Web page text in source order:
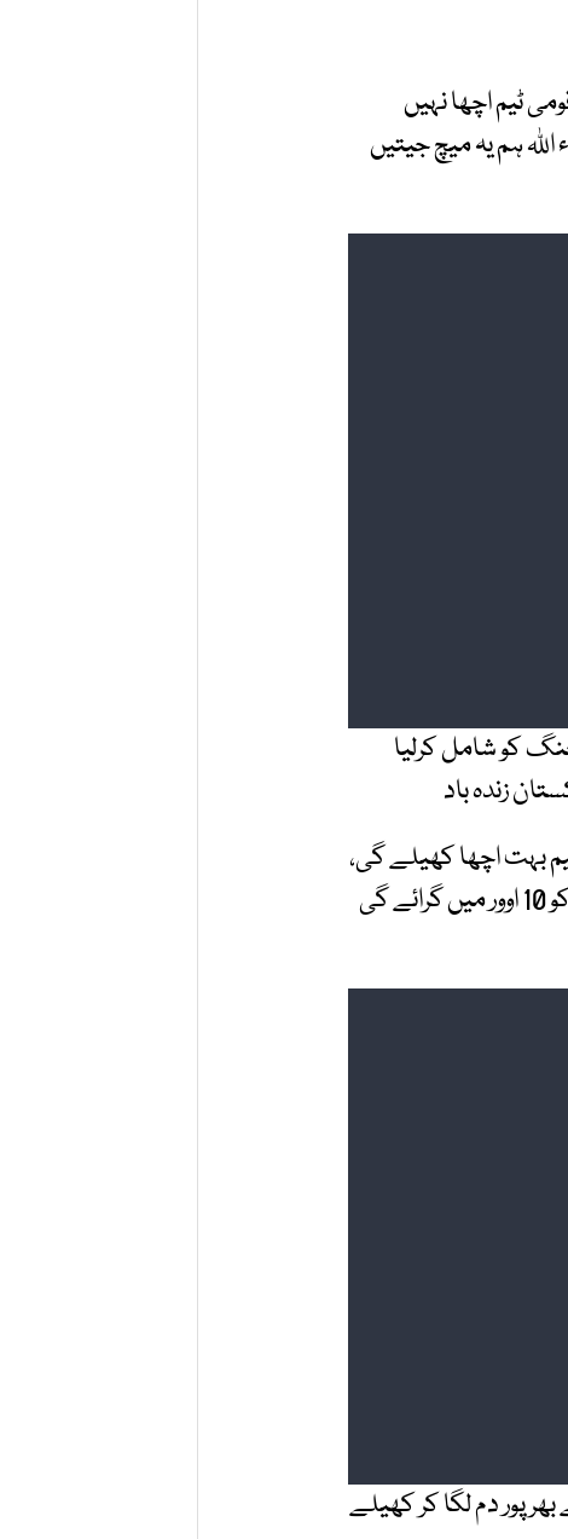
ٹیم اچھا نہیں
ہم یہ میچ جیتیں
کو شامل کرلیا
زندہ باد
بہت اچھا کھیلے گی،
جیسے شاہینوں نے جنگ میں چھ رافیل گرائے ویسے ہی چھ کھلاڑیوں کو 10 اوور میں گرائے گی
دم لگا کر کھیلے